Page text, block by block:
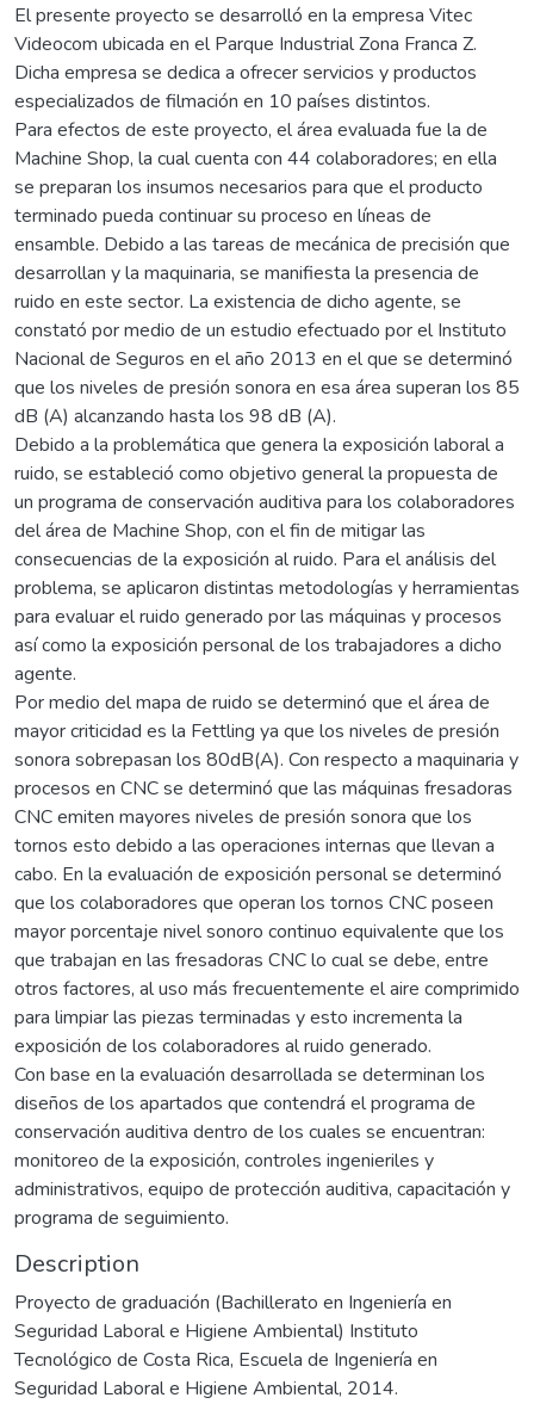
El presente proyecto se desarrolló en la empresa Vitec
Videocom ubicada en el Parque Industrial Zona Franca Z.
Dicha empresa se dedica a ofrecer servicios y productos
especializados de filmación en 10 países distintos.
Para efectos de este proyecto, el área evaluada fue la de
Machine Shop, la cual cuenta con 44 colaboradores; en ella
se preparan los insumos necesarios para que el producto
terminado pueda continuar su proceso en líneas de
ensamble. Debido a las tareas de mecánica de precisión que
desarrollan y la maquinaria, se manifiesta la presencia de
ruido en este sector. La existencia de dicho agente, se
constató por medio de un estudio efectuado por el Instituto
Nacional de Seguros en el año 2013 en el que se determinó
que los niveles de presión sonora en esa área superan los 85
dB (A) alcanzando hasta los 98 dB (A).
Debido a la problemática que genera la exposición laboral a
ruido, se estableció como objetivo general la propuesta de
un programa de conservación auditiva para los colaboradores
del área de Machine Shop, con el fin de mitigar las
consecuencias de la exposición al ruido. Para el análisis del
problema, se aplicaron distintas metodologías y herramientas
para evaluar el ruido generado por las máquinas y procesos
así como la exposición personal de los trabajadores a dicho
agente.
Por medio del mapa de ruido se determinó que el área de
mayor criticidad es la Fettling ya que los niveles de presión
sonora sobrepasan los 80dB(A). Con respecto a maquinaria y
procesos en CNC se determinó que las máquinas fresadoras
CNC emiten mayores niveles de presión sonora que los
tornos esto debido a las operaciones internas que llevan a
cabo. En la evaluación de exposición personal se determinó
que los colaboradores que operan los tornos CNC poseen
mayor porcentaje nivel sonoro continuo equivalente que los
que trabajan en las fresadoras CNC lo cual se debe, entre
otros factores, al uso más frecuentemente el aire comprimido
para limpiar las piezas terminadas y esto incrementa la
exposición de los colaboradores al ruido generado.
Con base en la evaluación desarrollada se determinan los
diseños de los apartados que contendrá el programa de
conservación auditiva dentro de los cuales se encuentran:
monitoreo de la exposición, controles ingenieriles y
administrativos, equipo de protección auditiva, capacitación y
programa de seguimiento.
Description
Proyecto de graduación (Bachillerato en Ingeniería en
Seguridad Laboral e Higiene Ambiental) Instituto
Tecnológico de Costa Rica, Escuela de Ingeniería en
Seguridad Laboral e Higiene Ambiental, 2014.